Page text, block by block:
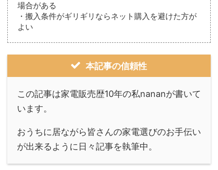
場合がある
・搬入条件がギリギリならネット購入を避けた方が
よい
本記事の信頼性
この記事は家電販売歴10年の私nananが書いて
います。
おうちに居ながら皆さんの家電選びのお手伝い
が出来るように日々記事を執筆中。